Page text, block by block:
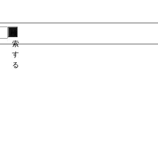
索
す
る